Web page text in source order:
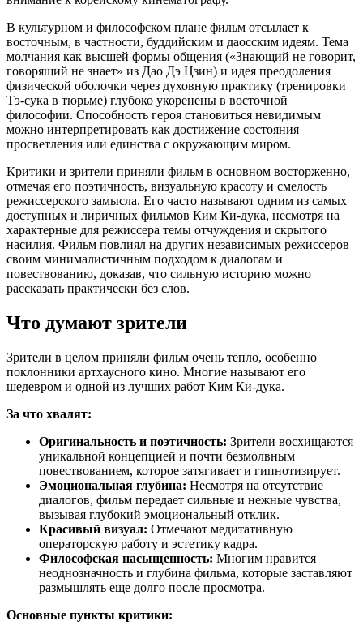
В культурном и философском плане фильм отсылает к
восточным, в частности, буддийским и даосским идеям. Тема
молчания как высшей формы общения («Знающий не говорит,
говорящий не знает» из Дао Дэ Цзин) и идея преодоления
физической оболочки через духовную практику (тренировки
Тэ-сука в тюрьме) глубоко укоренены в восточной
философии. Способность героя становиться невидимым
можно интерпретировать как достижение состояния
просветления или единства с окружающим миром.
Критики и зрители приняли фильм в основном восторженно,
отмечая его поэтичность, визуальную красоту и смелость
режиссерского замысла. Его часто называют одним из самых
доступных и лиричных фильмов Ким Ки-дука, несмотря на
характерные для режиссера темы отчуждения и скрытого
насилия. Фильм повлиял на других независимых режиссеров
своим минималистичным подходом к диалогам и
повествованию, доказав, что сильную историю можно
рассказать практически без слов.
Что думают зрители
Зрители в целом приняли фильм очень тепло, особенно
поклонники артхаусного кино. Многие называют его
шедевром и одной из лучших работ Ким Ки-дука.
За что хвалят:
Оригинальность и поэтичность: Зрители восхищаются
уникальной концепцией и почти безмолвным
повествованием, которое затягивает и гипнотизирует.
Эмоциональная глубина: Несмотря на отсутствие
диалогов, фильм передает сильные и нежные чувства,
вызывая глубокий эмоциональный отклик.
Красивый визуал: Отмечают медитативную
операторскую работу и эстетику кадра.
Философская насыщенность: Многим нравится
неоднозначность и глубина фильма, которые заставляют
размышлять еще долго после просмотра.
Основные пункты критики: